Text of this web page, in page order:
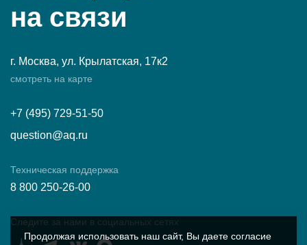
на связи
г. Москва, ул. Крылатская, 17к2
смотреть на карте
+7 (495) 729-51-50
question@aq.ru
Техническая поддержка
8 800 250-26-00
Следите за нами в социальных сетях
Продолжая использовать наш сайт, Вы даете согласие